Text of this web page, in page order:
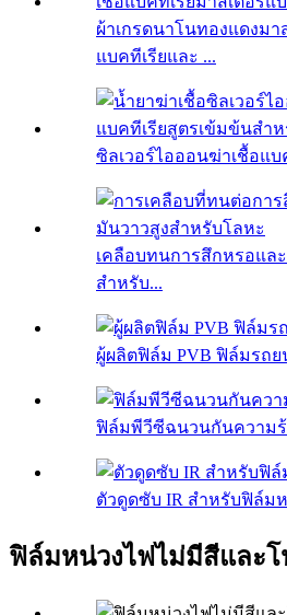
ผ้าเกรดนาโนทองแดงม
แบคทีเรียและ ...
ซิลเวอร์ไอออนฆ่าเชื้อแบ
เคลือบทนการสึกหรอและ
สำหรับ...
ผู้ผลิตฟิล์ม PVB ฟิล์มรถย
ฟิล์มพีวีซีฉนวนกันความ
ตัวดูดซับ IR สำหรับฟิล์ม
ฟิล์มหน่วงไฟไม่มีสีและโ